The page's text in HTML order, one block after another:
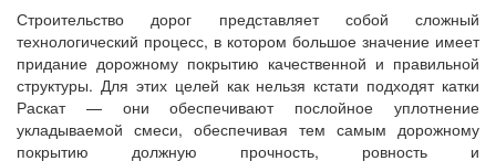
Строительство дорог представляет собой сложный
технологический процесс, в котором большое значение имеет
придание дорожному покрытию качественной и правильной
структуры. Для этих целей как нельзя кстати подходят катки
Раскат — они обеспечивают послойное уплотнение
укладываемой смеси, обеспечивая тем самым дорожному
покрытию должную прочность, ровность и